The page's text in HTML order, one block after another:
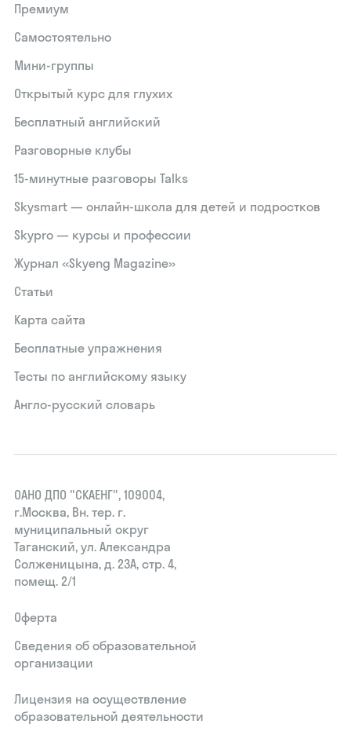
Премиум
Самостоятельно
Мини-группы
Открытый курс для глухих
Бесплатный английский
Разговорные клубы
15‑минутные разговоры Talks
Skysmart — онлайн-школа для детей и подростков
Skypro — курсы и профессии
Журнал «Skyeng Magazine»
Статьи
Карта сайта
Бесплатные упражнения
Тесты по английскому языку
Англо-русский словарь
ОАНО ДПО "СКАЕНГ", 109004,
г.Москва, Вн. тер. г.
муниципальный округ
Таганский, ул. Александра
Солженицына, д. 23А, стр. 4,
помещ. 2/1
Оферта
Сведения об образовательной
организации
Лицензия на осуществление
образовательной деятельности